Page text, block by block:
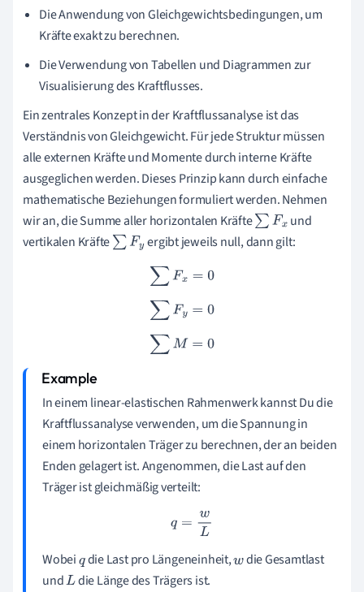
Die Anwendung von Gleichgewichtsbedingungen, um
Kräfte exakt zu berechnen.
Die Verwendung von Tabellen und Diagrammen zur
Visualisierung des Kraftflusses.
Ein zentrales Konzept in der Kraftflussanalyse ist das
Verständnis von Gleichgewicht. Für jede Struktur müssen
alle externen Kräfte und Momente durch interne Kräfte
ausgeglichen werden. Dieses Prinzip kann durch einfache
mathematische Beziehungen formuliert werden. Nehmen
wir an, die Summe aller horizontalen Kräfte∑Fx
und
vertikalen Kräfte∑Fy
ergibt jeweils null, dann gilt:
∑Fx= 0
∑Fy= 0
∑M= 0
In einem linear-elastischen Rahmenwerk kannst Du die
Kraftflussanalyse verwenden, um die Spannung in
einem horizontalen Träger zu berechnen, der an beiden
Enden gelagert ist. Angenommen, die Last auf den
Träger ist gleichmäßig verteilt:
q=wL
Wobeiqdie Last pro Längeneinheit,wdie Gesamtlast
undL die Länge des Trägers ist.